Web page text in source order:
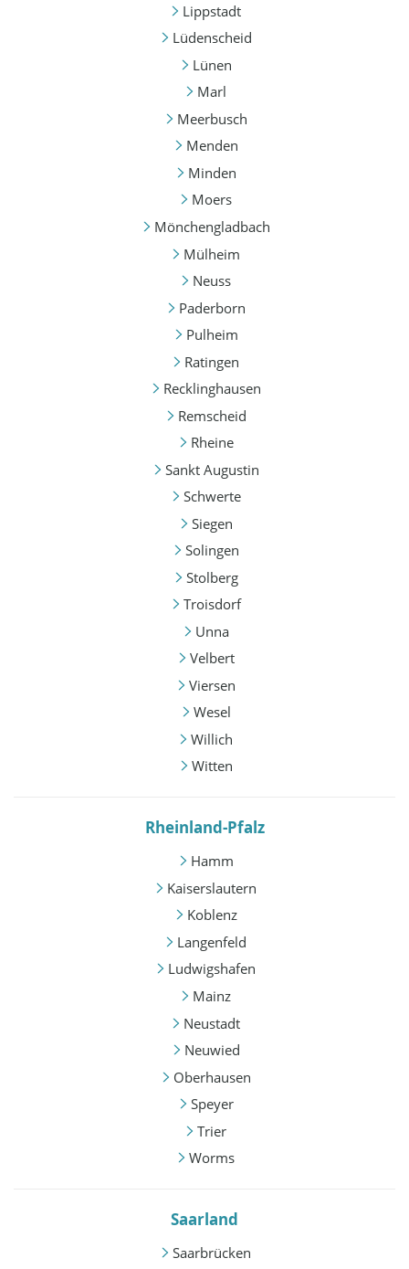
Lippstadt
Lüdenscheid
Lünen
Marl
Meerbusch
Menden
Minden
Moers
Mönchengladbach
Mülheim
Neuss
Paderborn
Pulheim
Ratingen
Recklinghausen
Remscheid
Rheine
Sankt Augustin
Schwerte
Siegen
Solingen
Stolberg
Troisdorf
Unna
Velbert
Viersen
Wesel
Willich
Witten
Rheinland-Pfalz
Hamm
Kaiserslautern
Koblenz
Langenfeld
Ludwigshafen
Mainz
Neustadt
Neuwied
Oberhausen
Speyer
Trier
Worms
Saarland
Saarbrücken